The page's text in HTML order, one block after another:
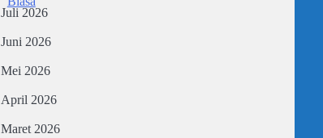
Juli 2026
Juni 2026
Mei 2026
April 2026
Maret 2026